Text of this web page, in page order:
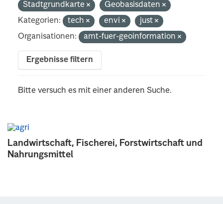
Landwirtschaft, Fischerei, Forstwirtschaft und
Nahrungsmittel
Stadtgrundkarte
Geobasisdaten
Kategorien:
tech envi
just
Organisationen:
amt-fuer-geoinformation
Ergebnisse filtern
Bitte versuch es mit einer anderen Suche.